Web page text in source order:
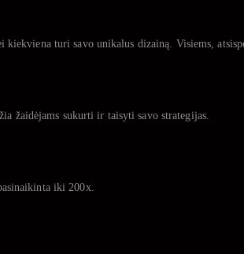
turi savo unikalus dizainą. Visiems,
žaidėjams sukurti ir taisyti savo strategijas.
iki 200x.